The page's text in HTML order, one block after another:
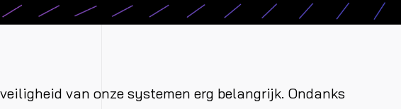
van onze systemen erg belangrĳk. Ondanks